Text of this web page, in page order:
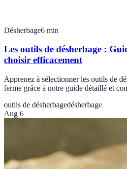
Désherbage6 min
Les outils de désherbage :
choisir efficacement
Apprenez à sélectionner les outils de
ferme grâce à notre guide détaillé et
outils de désherbagedésherbage
Aug 6